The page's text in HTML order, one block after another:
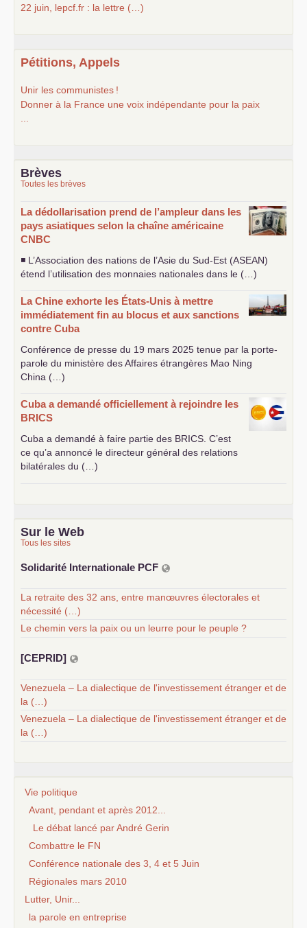
22 juin, lepcf.fr : la lettre (…)
Pétitions, Appels
Unir les communistes !
Donner à la France une voix indépendante pour la paix
Brèves
Toutes les brèves
La dédollarisation prend de l’ampleur dans les
pays asiatiques selon la chaîne américaine
CNBC
◾ L’Association des nations de l’Asie du Sud-Est (ASEAN)
étend l’utilisation des monnaies nationales dans le (…)
La Chine exhorte les États-Unis à mettre
immédiatement fin au blocus et aux sanctions
contre Cuba
Conférence de presse du 19 mars 2025 tenue par la porte-
parole du ministère des Affaires étrangères Mao Ning
China (…)
Cuba a demandé officiellement à rejoindre les
BRICS
Cuba a demandé à faire partie des BRICS . C’est
ce qu’a annoncé le directeur général des relations
bilatérales du (…)
Sur le Web
Tous les sites
Solidarité Internationale PCF
La retraite des 32 ans, entre manœuvres électorales et
nécessité (…)
Le chemin vers la paix ou un leurre pour le peuple ?
[CEPRID]
Venezuela – La dialectique de l'investissement étranger et de
la (…)
Venezuela – La dialectique de l'investissement étranger et de
la (…)
Vie politique
Avant, pendant et après 2012...
Le débat lancé par André Gerin
Combattre le FN
Conférence nationale des 3, 4 et 5 Juin
Régionales mars 2010
Lutter, Unir...
la parole en entreprise